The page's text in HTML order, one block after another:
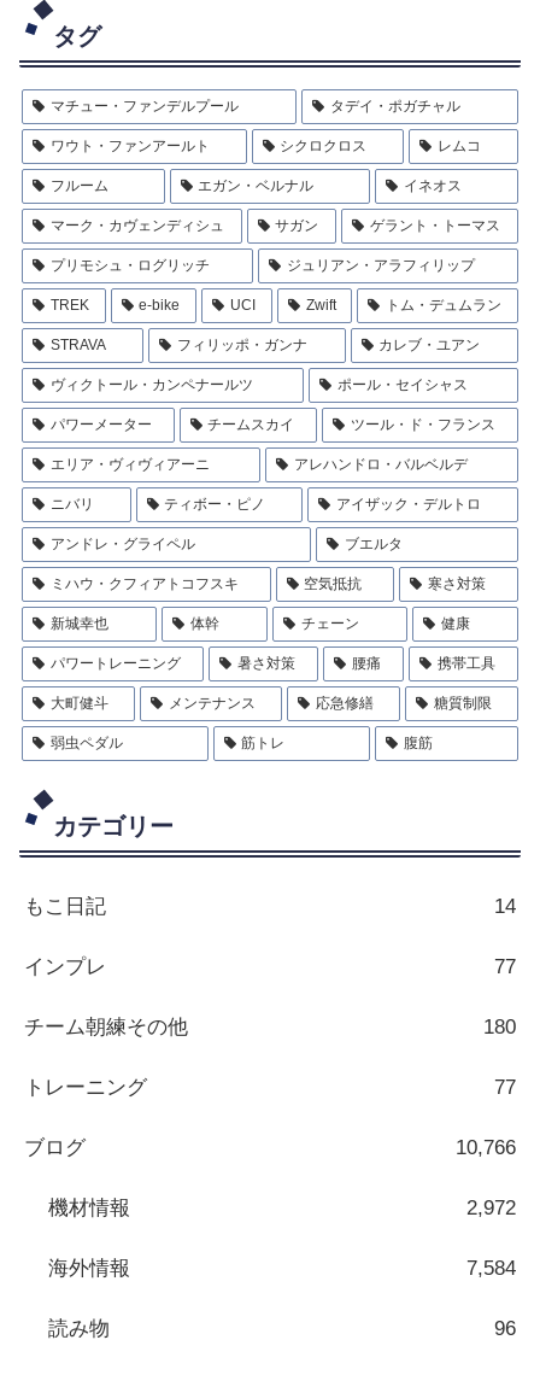
タグ
マチュー・ファンデルプール タデイ・ポガチャル
ワウト・ファンアールト シクロクロス レムコ
フルーム エガン・ベルナル イネオス
マーク・カヴェンディシュ サガン ゲラント・トーマス
プリモシュ・ログリッチ ジュリアン・アラフィリップ
TREK e-bike UCI Zwift トム・デュムラン
STRAVA フィリッポ・ガンナ カレブ・ユアン
ヴィクトール・カンペナールツ ポール・セイシャス
パワーメーター チームスカイ ツール・ド・フランス
エリア・ヴィヴィアーニ アレハンドロ・バルベルデ
ニバリ ティボー・ピノ アイザック・デルトロ
アンドレ・グライペル ブエルタ
ミハウ・クフィアトコフスキ 空気抵抗 寒さ対策
新城幸也 体幹 チェーン 健康
パワートレーニング 暑さ対策 腰痛 携帯工具
大町健斗 メンテナンス 応急修繕 糖質制限
弱虫ペダル 筋トレ 腹筋
カテゴリー
もこ日記 14
インプレ 77
チーム朝練その他 180
トレーニング 77
ブログ 10,766
機材情報 2,972
海外情報 7,584
読み物 96